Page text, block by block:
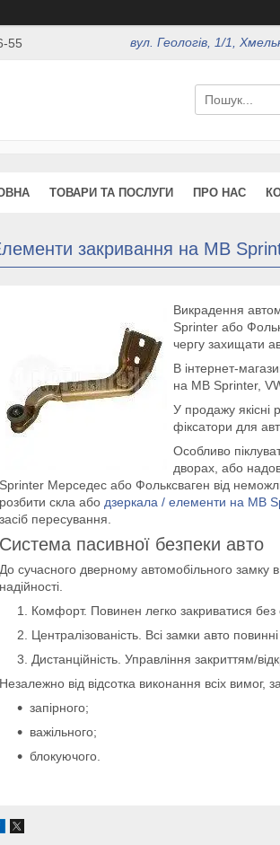
55 вул. Геологів, 1/1,
ТОВАРИ ТА ПОСЛУГИ ПРО НАС
закривання на MB
Викрадення
Sprinter або
чергу захищати
В інтернет-
на MB Sprinter,
У продажу якісні
фіксатори для
Особливо
дворах, або
Sprinter Мерседес або Фольксваген від
розбити скла або дзеркала / елементи на MB
засіб пересування.
Система пасивної безпеки авто
До сучасного дверному автомобільного замку
надійності.
Комфорт. Повинен легко закриватися без
Централізованість. Всі замки авто
Дистанційність. Управління закриттям/
Незалежно від відсотка виконання всіх
запірного;
важільного;
блокуючого.